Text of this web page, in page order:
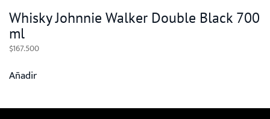
Whisky Johnnie Walker Double Black 700
ml
$167.500
Añadir